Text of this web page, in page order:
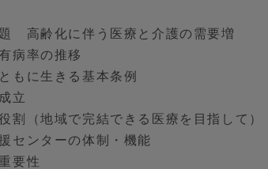
高齢化に伴う医療と介護の需要増
病率の推移
もに生きる基本条例
立
（地域で完結できる医療を目指して）
ンターの体制・機能
要性